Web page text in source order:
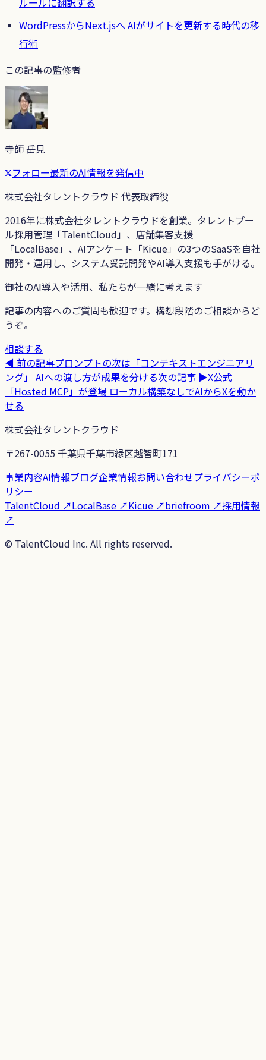
WordPressからNext.jsへ AIがサイトを更新する時代の移
行術
この記事の監修者
寺師 岳見
フォロー最新のAI情報を発信中
株式会社タレントクラウド 代表取締役
2016年に株式会社タレントクラウドを創業。タレントプー
ル採用管理「TalentCloud」、店舗集客支援
「LocalBase」、AIアンケート「Kicue」の3つのSaaSを自社
開発・運用し、システム受託開発やAI導入支援も手がける。
御社のAI導入や活用、私たちが一緒に考えます
記事の内容へのご質問も歓迎です。構想段階のご相談からど
うぞ。
相談する
◀ 前の記事プロンプトの次は「コンテキストエンジニアリ
ング」 AIへの渡し方が成果を分ける次の記事 ▶X公式
「Hosted MCP」が登場 ローカル構築なしでAIからXを動か
せる
株式会社タレントクラウド
〒267-0055 千葉県千葉市緑区越智町171
事業内容AI情報ブログ企業情報お問い合わせプライバシーポ
リシー
TalentCloud ↗LocalBase ↗Kicue ↗briefroom ↗採用情報
↗
© TalentCloud Inc. All rights reserved.